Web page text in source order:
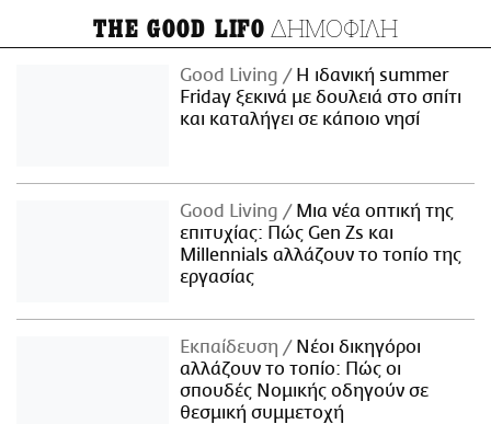
THE GOOD LIFO ΔΗΜΟΦΙΛΗ
Good Living
Η ιδανική summer
Friday ξεκινά με δουλειά στο σπίτι
και καταλήγει σε κάποιο νησί
Good Living
Μια νέα οπτική της
επιτυχίας: Πώς Gen Zs και
Millennials αλλάζουν το τοπίο της
εργασίας
Εκπαίδευση
Νέοι δικηγόροι
αλλάζουν το τοπίο: Πώς οι
σπουδές Νομικής οδηγούν σε
θεσμική συμμετοχή